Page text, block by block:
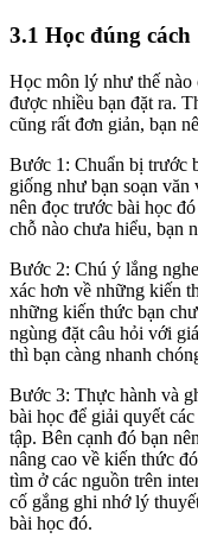
3.1 Học đúng cách
Học môn lý như thế nào
được nhiều bạn đặt ra.
cũng rất đơn giản, bạn
Bước 1: Chuẩn bị trước
giống như bạn soạn
nên đọc trước bài học
chỗ nào chưa hiểu, bạn
Bước 2: Chú ý lắng
xác hơn về những kiến
những kiến thức bạn
ngùng đặt câu hỏi với
thì bạn càng nhanh
Bước 3: Thực hành và
bài học để giải quyết
tập. Bên cạnh đó bạn
nâng cao về kiến thức
tìm ở các nguồn trên
cố gắng ghi nhớ lý
bài học đó.